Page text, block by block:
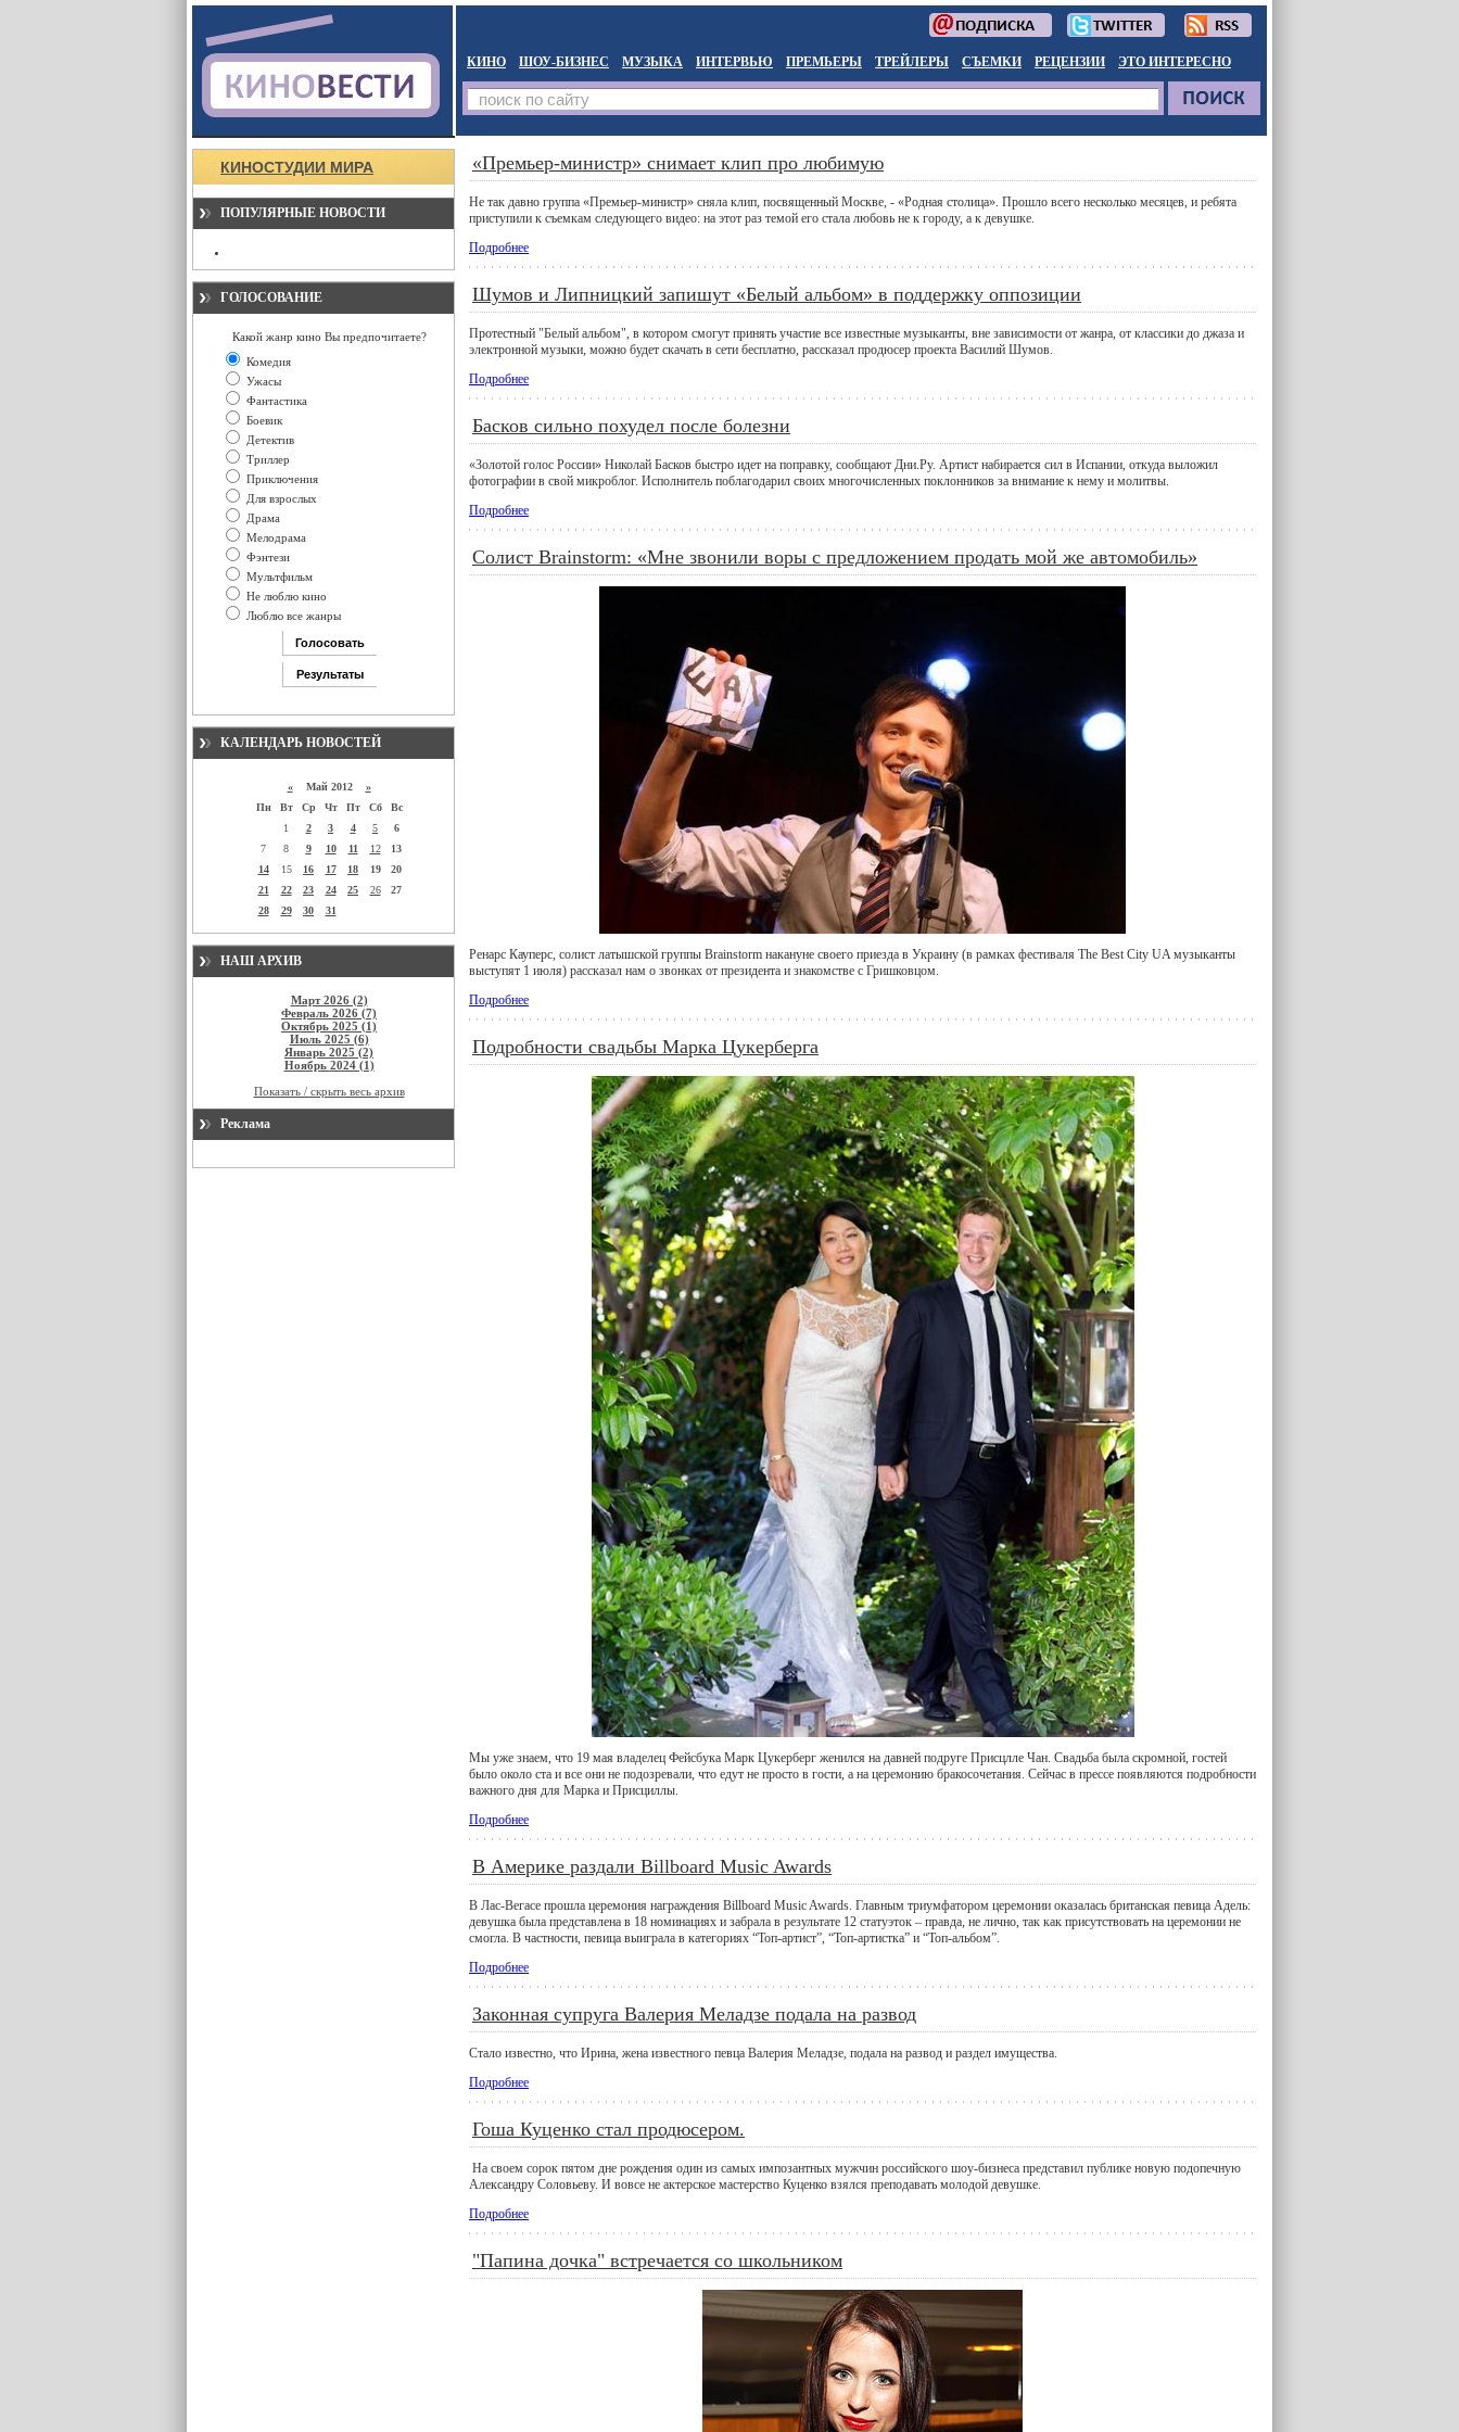
КИНО ШОУ-БИЗНЕС МУЗЫКА ИНТЕРВЬЮ ПРЕМЬЕРЫ ТРЕЙЛЕРЫ СЪЕМКИ РЕЦЕНЗИИ ЭТО ИНТЕРЕСНО
КИНОСТУДИИ МИРА
ПОПУЛЯРНЫЕ НОВОСТИ
ГОЛОСОВАНИЕ
Какой жанр кино Вы предпочитаете?
Комедия
Ужасы
Фантастика
Боевик
Детектив
Триллер
Приключения
Для взрослых
Драма
Мелодрама
Фэнтези
Мультфильм
Не люблю кино
Люблю все жанры
КАЛЕНДАРЬ НОВОСТЕЙ
«Май 2012 »
Пн
Вт Ср Чт Пт Сб
Вс
1
2 3 4 5
6
7
8 9 10 11 12
13
14
15 16 17 18 19
20
21
22 23 24 25 26
27
28
29 30 31
НАШ АРХИВ
Март 2026 (2)
Февраль 2026 (7)
Октябрь 2025 (1)
Июль 2025 (6)
Январь 2025 (2)
Ноябрь 2024 (1)
Показать / скрыть весь архив
Реклама
«Премьер-министр» снимает клип про любимую
Не так давно группа «Премьер-министр» сняла клип, посвященный Москве, - «Родная столица». Прошло всего несколько месяцев, и ребята
приступили к съемкам следующего видео: на этот раз темой его стала любовь не к городу, а к девушке.
Подробнее
Шумов и Липницкий запишут «Белый альбом» в поддержку оппозиции
Протестный "Белый альбом", в котором смогут принять участие все известные музыканты, вне зависимости от жанра, от классики до джаза и
электронной музыки, можно будет скачать в сети бесплатно, рассказал продюсер проекта Василий Шумов.
Подробнее
Басков сильно похудел после болезни
«Золотой голос России» Николай Басков быстро идет на поправку, сообщают Дни.Ру. Артист набирается сил в Испании, откуда выложил
фотографии в свой микроблог. Исполнитель поблагодарил своих многочисленных поклонников за внимание к нему и молитвы.
Подробнее
Солист Brainstorm: «Мне звонили воры с предложением продать мой же автомобиль»
Ренарс Кауперс, солист латышской группы Brainstorm накануне своего приезда в Украину (в рамках фестиваля The Best City UA музыканты
выступят 1 июля) рассказал нам о звонках от президента и знакомстве с Гришковцом.
Подробнее
Подробности свадьбы Марка Цукерберга
Мы уже знаем, что 19 мая владелец Фейсбука Марк Цукерберг женился на давней подруге Присцлле Чан. Свадьба была скромной, гостей
было около ста и все они не подозревали, что едут не просто в гости, а на церемонию бракосочетания. Сейчас в прессе появляются подробности
важного дня для Марка и Присциллы.
Подробнее
В Америке раздали Billboard Music Awards
В Лас-Вегасе прошла церемония награждения Billboard Music Awards. Главным триумфатором церемонии оказалась британская певица Адель:
девушка была представлена в 18 номинациях и забрала в результате 12 статуэток – правда, не лично, так как присутствовать на церемонии не
смогла. В частности, певица выиграла в категориях “Топ-артист”, “Топ-артистка” и “Топ-альбом”.
Подробнее
Законная супруга Валерия Меладзе подала на развод
Стало известно, что Ирина, жена известного певца Валерия Меладзе, подала на развод и раздел имущества.
Подробнее
Гоша Куценко стал продюсером.
На своем сорок пятом дне рождения один из самых импозантных мужчин российского шоу-бизнеса представил публике новую подопечную
Александру Соловьеву. И вовсе не актерское мастерство Куценко взялся преподавать молодой девушке.
Подробнее
"Папина дочка" встречается со школьником